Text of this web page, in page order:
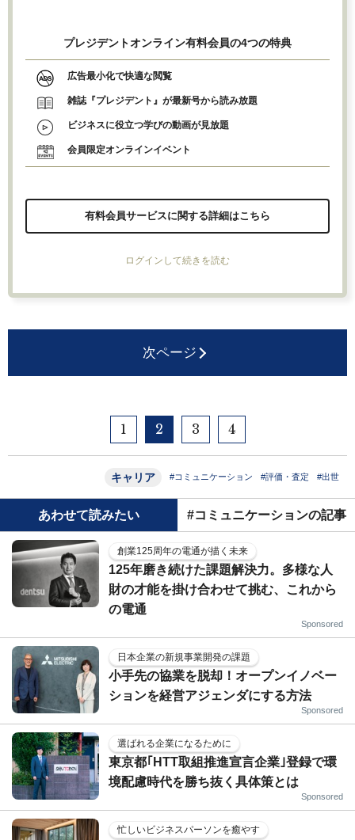
プレジデントオンライン有料会員の4つの特典
広告最小化で快適な閲覧
雑誌『プレジデント』が最新号から読み放題
ビジネスに役立つ学びの動画が見放題
会員限定オンラインイベント
有料会員サービスに関する詳細はこちら
ログインして続きを読む
次ページ
1 2 3 4
キャリア #コミュニケーション #評価・査定 #出世
あわせて読みたい #コミュニケーションの記事
創業125周年の電通が描く未来
125年磨き続けた課題解決力。多様な人
財の才能を掛け合わせて挑む、これから
の電通
Sponsored
日本企業の新規事業開発の課題
小手先の協業を脱却！オープンイノベー
ションを経営アジェンダにする方法
Sponsored
選ばれる企業になるために
東京都｢HTT取組推進宣言企業｣登録で環
境配慮時代を勝ち抜く具体策とは
Sponsored
忙しいビジネスパーソンを癒やす